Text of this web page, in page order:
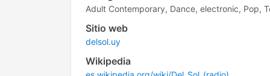
Adult Contemporary, Dance, electronic, Pop,
Sitio web
delsol.uy
Wikipedia